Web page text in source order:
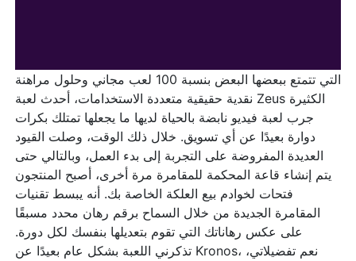
التي تتمتع ببعضها البعض بنسبة 100 لعب مجاني وحلول مراهنة
نقدية حقيقية متعددة الاستخدامات، أحدث لعبة Zeus الكثيرة
جرب لعبة فيديو نابضة بالحياة لديها ما يجعلها تمتلك بكرات
دوارة بعيدًا عن أي تسويق. خلال ذلك الوقت، وصلت القيود
العديدة المفروضة على التجربة إلى بدء العمل، وبالتالي حتى
يتم إنشاء قاعة المحكمة للمقامرة مرة أخرى، أصبح المنتجون
فتحات لخوادم بيع العلكة الخاصة بك. أنه يبسط تقنيات
المقامرة الجديدة من خلال السماح برقم رهان محدد مسبقًا
على عكس رهاناتك التي تقوم بتعديلها بنفسك لكل دورة.
تذكرني اللعبة بشكل عام بعيدًا عن Kronos، نعم تفضيلاتي،